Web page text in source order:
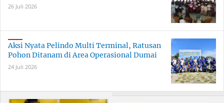
26 Juli 2026
Aksi Nyata Pelindo Multi Terminal, Ratusan
Pohon Ditanam di Area Operasional Dumai
24 Juli 2026